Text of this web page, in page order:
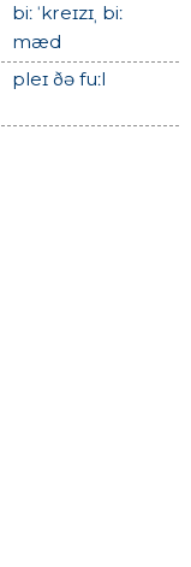
biː ˈkreɪzɪˌ biː
mæd
pleɪ ðə fuːl